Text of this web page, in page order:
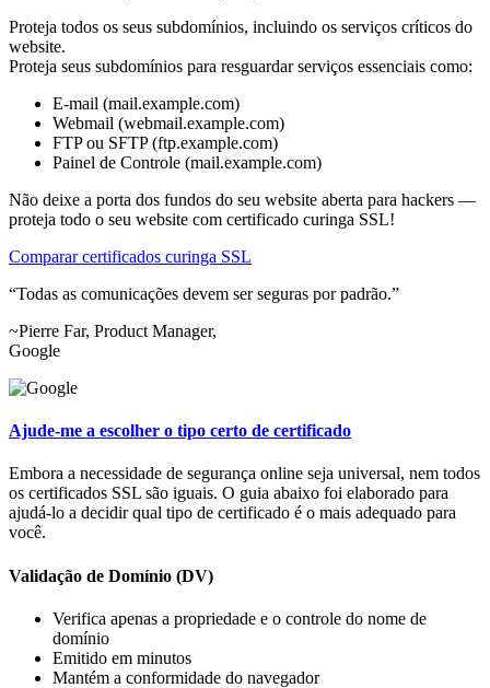
Proteja todos os seus subdomínios, incluindo os serviços críticos do
website.
Proteja seus subdomínios para resguardar serviços essenciais como:
E-mail (mail.example.com)
Webmail (webmail.example.com)
FTP ou SFTP (ftp.example.com)
Painel de Controle (mail.example.com)
Não deixe a porta dos fundos do seu website aberta para hackers —
proteja todo o seu website com certificado curinga SSL!
Comparar certificados curinga SSL
Todas as comunicações devem ser seguras por padrão.
~Pierre Far, Product Manager,
Google
Ajude-me a escolher o tipo certo de certificado
Embora a necessidade de segurança online seja universal, nem todos
os certificados SSL são iguais. O guia abaixo foi elaborado para
ajudá-lo a decidir qual tipo de certificado é o mais adequado para
você.
Validação de Domínio (DV)
Verifica apenas a propriedade e o controle do nome de
domínio
Emitido em minutos
Mantém a conformidade do navegador